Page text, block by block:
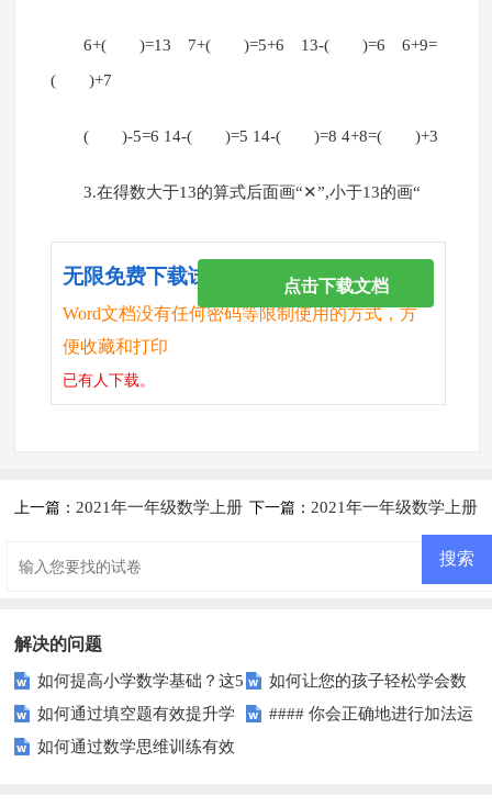
6+( )=13 7+( )=5+6 13-( )=6 6+9=
( )+7
( )-5=6 14-( )=5 14-( )=8 4+8=( )+3
3.在得数大于13的算式后面画“✕”,小于13的画“
无限免费下载试卷
Word文档没有任何密码等限制使用的方式，方
便收藏和打印
已有人下载。
点击下载文档
上一篇： 2021年一年级数学上册
版】
下一篇： 2021年一年级数学上册
解决的问题
如何提高小学数学基础？这5
个技巧让你轻松掌握数学！
如何让您的孩子轻松学会数
字大小比较？
如何通过填空题有效提升学
生的解题能力？
#### 你会正确地进行加法运
如何通过数学思维训练有效